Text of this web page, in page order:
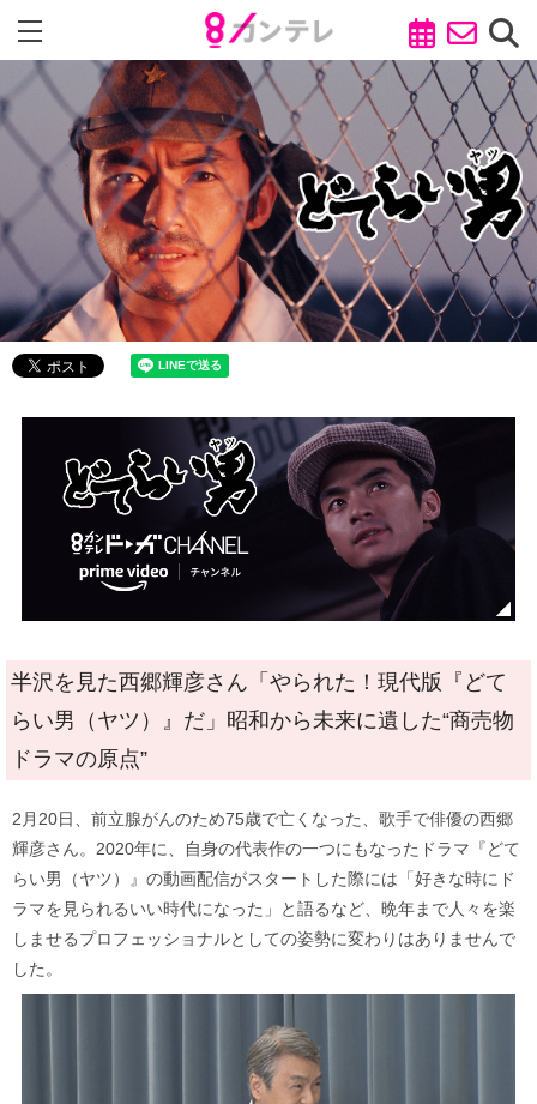
半沢を見た西郷輝彦さん「やられた！現代版『どて
らい男（ヤツ）』だ」昭和から未来に遺した“商売物
ドラマの原点”
2月20日、前立腺がんのため75歳で亡くなった、歌手で俳優の西郷
輝彦さん。2020年に、自身の代表作の一つにもなったドラマ『どて
らい男（ヤツ）』の動画配信がスタートした際には「好きな時にド
ラマを見られるいい時代になった」と語るなど、晩年まで人々を楽
しませるプロフェッショナルとしての姿勢に変わりはありませんで
した。